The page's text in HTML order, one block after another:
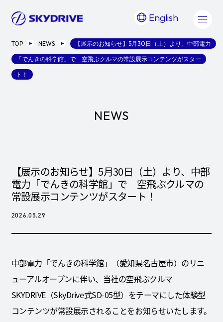
English
TOP NEWS 【展示のお知らせ】5月30日（土）より、中部電力
「でんきの科学館」で 空飛ぶクルマの常設展示コンテンツがスター
ト！
NEWS
【展示のお知らせ】5月30日（土）より、中部
電力「でんきの科学館」で 空飛ぶクルマの
常設展示コンテンツがスタート！
2026.05.29
中部電力「でんきの科学館」（愛知県名古屋市）のリニ
ューアルオープンに伴い、当社の空飛ぶクルマ
SKYDRIVE（SkyDrive式SD-05型）をテーマにした体験型
コンテンツが常設展示されることをお知らせいたします。